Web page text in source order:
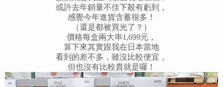
或許去年銷量不佳下殺有虧到，
感覺今年進貨含蓄很多！
（還是都被買光了？）
價格每盒兩大串1,699元，
算下來其實跟我在日本當地
看到的差不多，雖沒比較便宜，
但也沒有比較貴就是囉！